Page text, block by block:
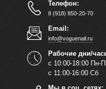
Телефон:
8 (918) 850-20-70
Email:
info@voguenail.ru
Рабочие дни/
с 10:00-18:00 Пн-
с 11:00-16:00 Сб